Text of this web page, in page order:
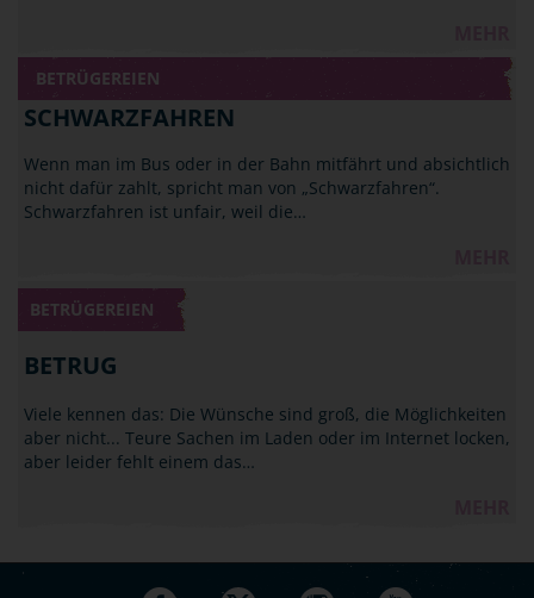
BETRÜGEREIEN
SCHWARZFAHREN
Wenn man im Bus oder in der Bahn mitfährt und absichtlich
nicht dafür zahlt, spricht man von „Schwarzfahren“.
Schwarzfahren ist unfair, weil die…
BETRÜGEREIEN
BETRUG
Viele kennen das: Die Wünsche sind groß, die Möglichkeiten
aber nicht... Teure Sachen im Laden oder im Internet locken,
aber leider fehlt einem das…